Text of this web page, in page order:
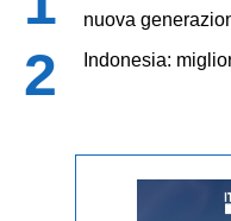
nuova
Indonesia: